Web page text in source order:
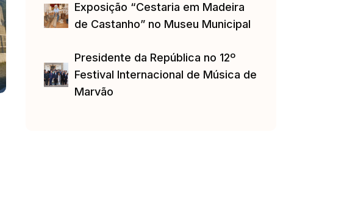
Exposição “Cestaria em Madeira
de Castanho” no Museu Municipal
Presidente da República no 12º
Festival Internacional de Música de
Marvão